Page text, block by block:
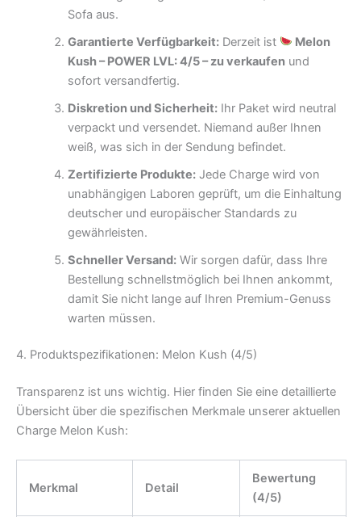
Sofa aus.
Garantierte Verfügbarkeit:Derzeit ist
Melon
Kush – POWER LVL: 4/5 – zu verkaufenund
sofort versandfertig.
Diskretion und Sicherheit:Ihr Paket wird neutral
verpackt und versendet. Niemand außer Ihnen
weiß, was sich in der Sendung befindet.
Zertifizierte Produkte:Jede Charge wird von
unabhängigen Laboren geprüft, um die Einhaltung
deutscher und europäischer Standards zu
gewährleisten.
Schneller Versand:Wir sorgen dafür, dass Ihre
Bestellung schnellstmöglich bei Ihnen ankommt,
damit Sie nicht lange auf Ihren Premium-Genuss
warten müssen.
4. Produktspezifikationen: Melon Kush (4/5)
Transparenz ist uns wichtig. Hier finden Sie eine detaillierte
Übersicht über die spezifischen Merkmale unserer aktuellen
Charge Melon Kush:
Merkmal Detail
Bewertung
(4/5)